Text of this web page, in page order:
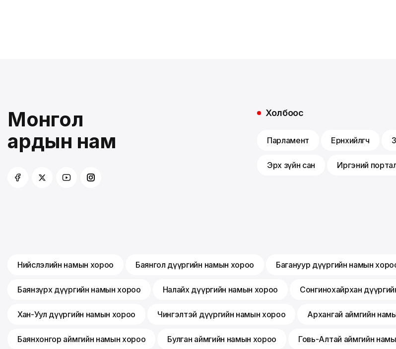
Монгол
ардын нам
Холбоос
Парламент Ерөнхийлөгч
Эрх зүйн сан Иргэний
Нийслэлийн намын хороо Баянгол дүүргийн намын хороо Багануур дүүргийн намын
Баянзүрх дүүргийн намын хороо Налайх дүүргийн намын хороо Сонгинохайрхан
Хан-Уул дүүргийн намын хороо Чингэлтэй дүүргийн намын хороо Архангай аймгийн
Баянхонгор аймгийн намын хороо Булган аймгийн намын хороо Говь-Алтай аймгийн